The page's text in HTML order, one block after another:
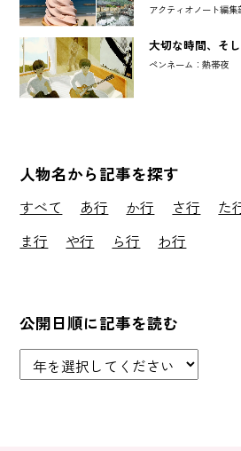
アクティオノート編集
大切な時間、そ
ペンネーム：熱帯夜
人物名から記事を探す
すべて あ行 か行 さ行 た
ま行
や行 ら行 わ行
公開日順に記事を読む